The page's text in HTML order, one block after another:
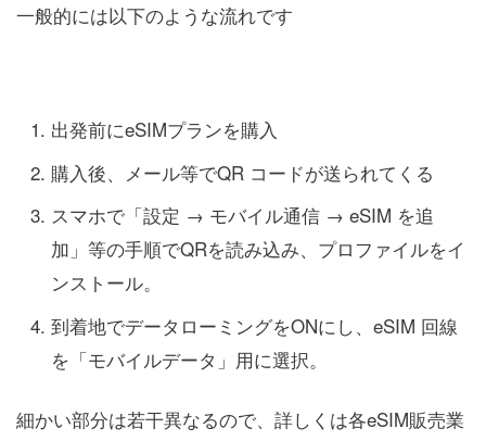
一般的には以下のような流れです
出発前にeSIMプランを購入
購入後、メール等でQR コードが送られてくる
スマホで「設定 → モバイル通信 → eSIM を追
加」等の手順でQRを読み込み、プロファイルをイ
ンストール。
到着地でデータローミングをONにし、eSIM 回線
を「モバイルデータ」用に選択。
細かい部分は若干異なるので、詳しくは各eSIM販売業